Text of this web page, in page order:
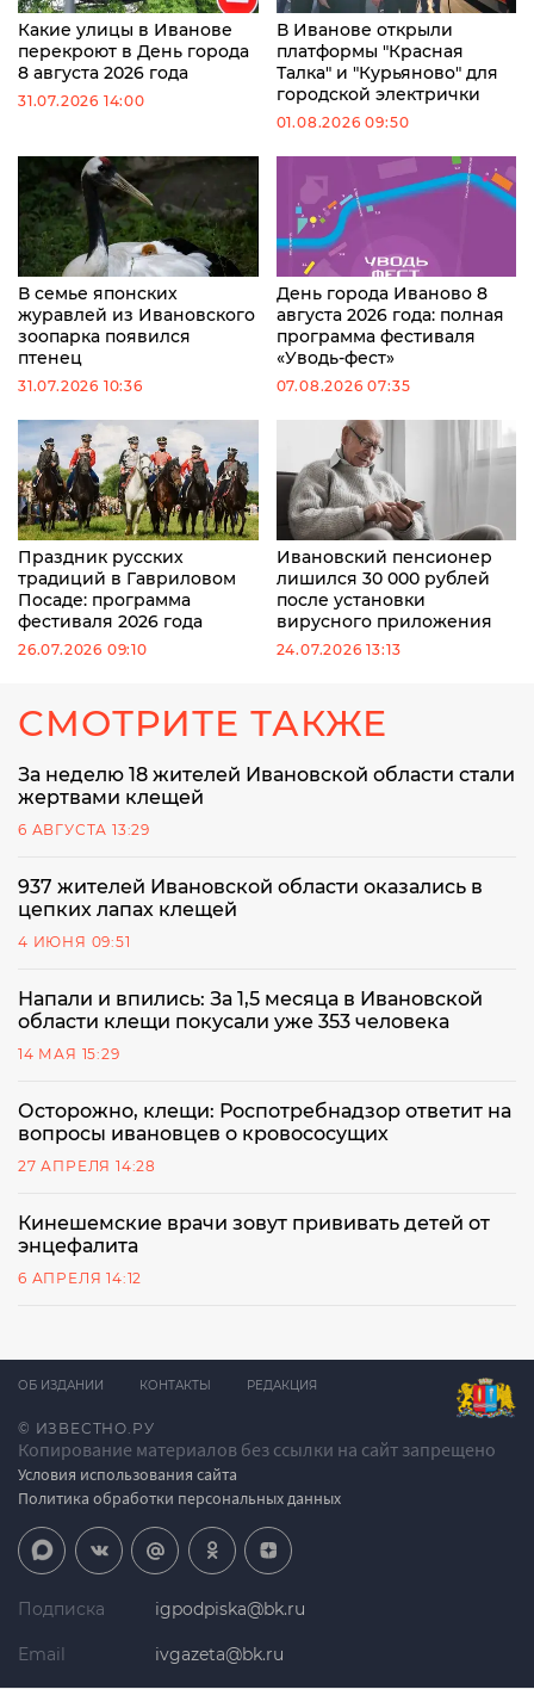
Какие улицы в Иванове
перекроют в День города
8 августа 2026 года
31.07.2026 14:00
В Иванове открыли
платформы "Красная
Талка" и "Курьяново" для
городской электрички
01.08.2026 09:50
В семье японских
журавлей из Ивановского
зоопарка появился
птенец
31.07.2026 10:36
День города Иваново 8
августа 2026 года: полная
программа фестиваля
«Уводь-фест»
07.08.2026 07:35
Праздник русских
традиций в Гавриловом
Посаде: программа
фестиваля 2026 года
26.07.2026 09:10
Ивановский пенсионер
лишился 30 000 рублей
после установки
вирусного приложения
24.07.2026 13:13
СМОТРИТЕ ТАКЖЕ
За неделю 18 жителей Ивановской области стали
жертвами клещей
6 АВГУСТА 13:29
937 жителей Ивановской области оказались в
цепких лапах клещей
4 ИЮНЯ 09:51
Напали и впились: За 1,5 месяца в Ивановской
области клещи покусали уже 353 человека
14 МАЯ 15:29
Осторожно, клещи: Роспотребнадзор ответит на
вопросы ивановцев о кровососущих
27 АПРЕЛЯ 14:28
Кинешемские врачи зовут прививать детей от
энцефалита
6 АПРЕЛЯ 14:12
© ИЗВЕСТНО.РУ
Копирование материалов без ссылки на сайт запрещено
Условия использования сайта
Политика обработки персональных данных
ОБ ИЗДАНИИ КОНТАКТЫ РЕДАКЦИЯ
Подписка igpodpiska@bk.ru
Email ivgazeta@bk.ru